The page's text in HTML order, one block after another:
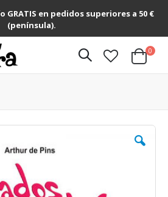
en pedidos superiores a 50 €
(península).
Cart
0